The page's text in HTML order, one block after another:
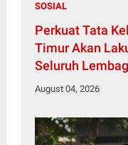
SOSIAL
Perkuat Tata
Timur Akan
Seluruh
Anak
August 04, 2026